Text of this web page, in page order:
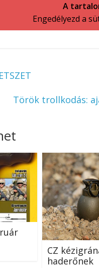
A
Engedélyezd a
Török trollkodás:
CZ
haderőnek